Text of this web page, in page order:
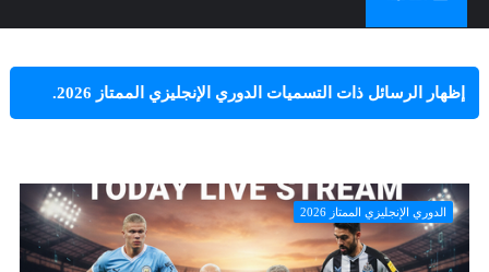
‏إظهار الرسائل ذات التسميات الدوري الإنجليزي الممتاز 2026 .
الدوري الإنجليزي الممتاز 2026